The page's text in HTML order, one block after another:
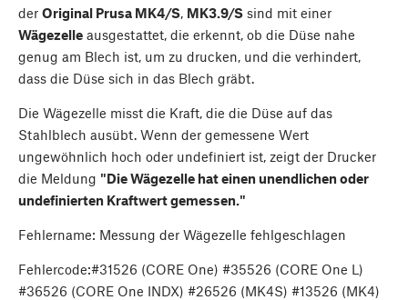
der Original Prusa MK4/S, MK3.9/S sind mit einer
Wägezelle ausgestattet, die erkennt, ob die Düse nahe
genug am Blech ist, um zu drucken, und die verhindert,
dass die Düse sich in das Blech gräbt.
Die Wägezelle misst die Kraft, die die Düse auf das
Stahlblech ausübt. Wenn der gemessene Wert
ungewöhnlich hoch oder undefiniert ist, zeigt der Drucker
die Meldung "Die Wägezelle hat einen unendlichen oder
undefinierten Kraftwert gemessen."
Fehlername: Messung der Wägezelle fehlgeschlagen
Fehlercode:#31526 (CORE One) #35526 (CORE One L)
#36526 (CORE One INDX) #26526 (MK4S) #13526 (MK4)